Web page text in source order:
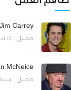
Jim Carrey
ممثل |
McNeice
ممثل |